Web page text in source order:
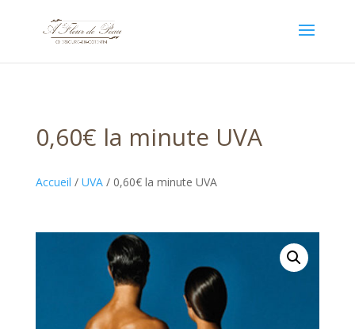
0,60€ la minute UVA
Accueil / UVA/ 0,60€ la minute UVA